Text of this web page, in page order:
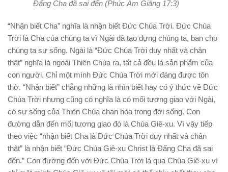
Đấng Cha đã sai đến (Phúc Âm Giăng 17:3)
“Nhận biết Cha” nghĩa là nhận biết Đức Chúa Trời. Đức Chúa
Trời là Cha của chúng ta vì Ngài đã tạo dựng chúng ta, ban cho
chúng ta sự sống. Ngài là “Đức Chúa Trời duy nhất và chân
thật” nghĩa là ngoài Thiên Chúa ra, tất cả đều là sản phẩm của
con người. Chỉ một mình Đức Chúa Trời mới đáng được tôn
thờ. “Nhận biết” chẳng những là nhìn biết hay có ý thức về Đức
Chúa Trời nhưng cũng có nghĩa là có mối tương giao với Ngài,
có sự sống của Thiên Chúa chan hòa trong đời sống. Con
đường dẫn đến mối tương giao đó là Chúa Giê-xu. Vì vậy tiếp
theo việc “nhận biết Cha là Đức Chúa Trời duy nhất và chân
thật” là nhận biết “Đức Chúa Giê-xu Christ là Đấng Cha đã sai
đến.” Con đường đến với Đức Chúa Trời là qua Chúa Giê-xu vì